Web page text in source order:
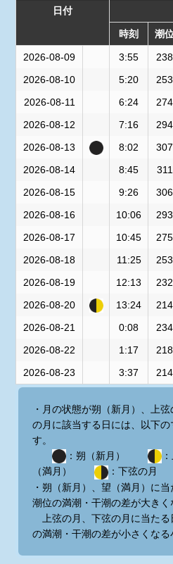
日付
時刻 潮
2026-08-09 3:55 238
2026-08-10
5:20 253
2026-08-11
6:24 274
2026-08-12
7:16 294
2026-08-13
8:02 307
2026-08-14
8:45 311
2026-08-15
9:26 306
2026-08-16
10:06 293
2026-08-17
10:45 275
2026-08-18
11:25 253
2026-08-19
12:13 232
2026-08-20
13:24 214
2026-08-21
0:08 234
2026-08-22
1:17 218
2026-08-23
3:37 214
・月の状態が朔（新月）、上
の月に該当する日には、以下
す。
：朔（新月）
（満月）
：下弦の月
・朔（新月）、望（満月）に
潮位の満潮・干潮の差が大きく
上弦の月、下弦の月に当たる
の満潮・干潮の差が小さくなる